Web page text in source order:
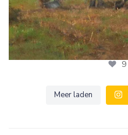
9
Meer laden